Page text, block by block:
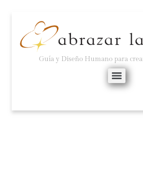
Guía y Diseño Humano para